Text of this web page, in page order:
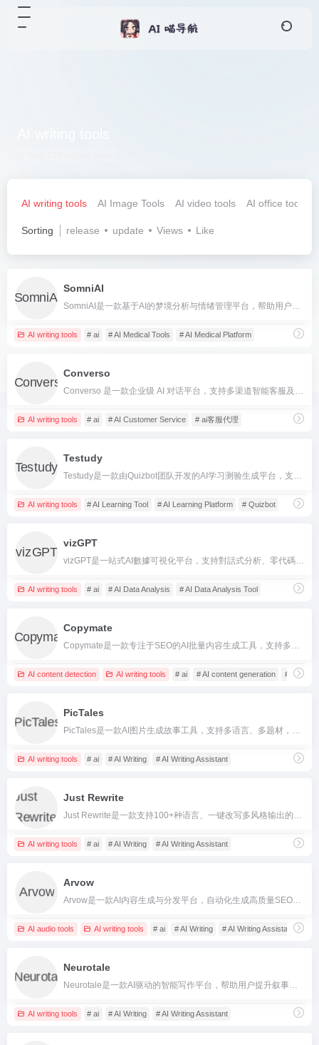
AI writing tools AI Image Tools AI video tools AI office tools
Sorting release update Views Like
SomniAI
AI writing tools # ai # AI Medical Tools # AI Medical Platform
Converso
AI writing tools # ai # AI Customer Service # ai客服代理
Testudy
AI writing tools # AI Learning Tool # AI Learning Platform # Quizbot
vizGPT
AI writing tools # ai # AI Data Analysis # AI Data Analysis Tool
Copymate
AI content detection AI writing tools # ai # AI content generation # AI
PicTales
AI writing tools # ai # AI Writing # AI Writing Assistant
Just Rewrite
AI writing tools # ai # AI Writing # AI Writing Assistant
Arvow
AI audio tools AI writing tools # ai # AI Writing # AI Writing Assistant
Neurotale
AI writing tools # ai # AI Writing # AI Writing Assistant